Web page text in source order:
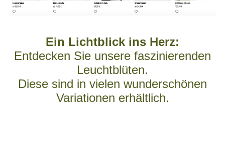
Ein Lichtblick ins Herz:
Entdecken Sie unsere faszinierenden
Leuchtblüten.
Diese sind in vielen wunderschönen
Variationen erhältlich.